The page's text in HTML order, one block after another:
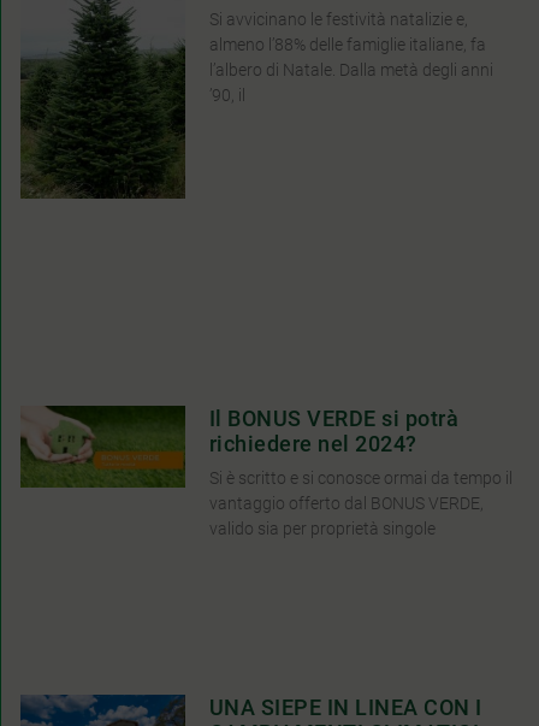
Si avvicinano le festività natalizie e,
almeno l’88% delle famiglie italiane, fa
l’albero di Natale. Dalla metà degli anni
’90, il
Il BONUS VERDE si potrà
richiedere nel 2024?
Si è scritto e si conosce ormai da tempo il
vantaggio offerto dal BONUS VERDE,
valido sia per proprietà singole
UNA SIEPE IN LINEA CON I